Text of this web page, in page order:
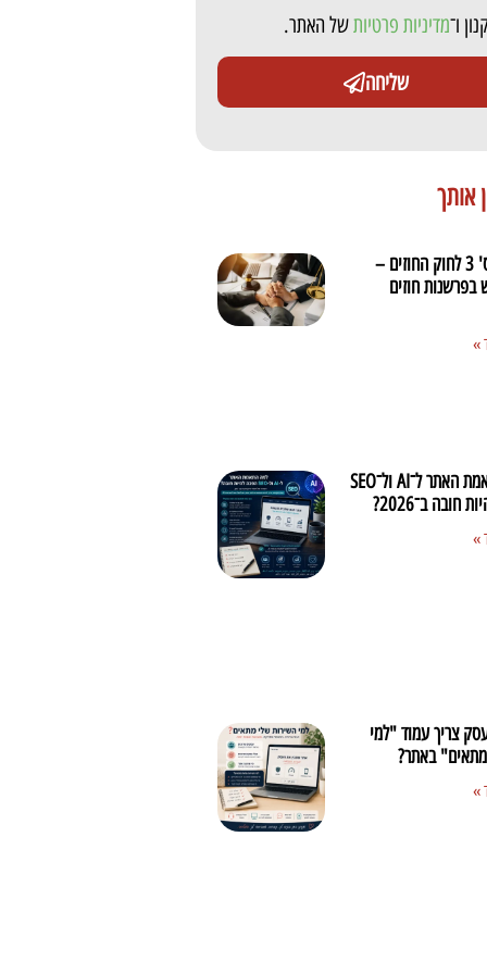
ו־מדיניות פרטיותשל האתר.
שליחה
אותך
תיקון מס' 3 לחוק החוזים –
בפרשנות חוזים
»
למה התאמת האתר ל־AI ול־SEO
חובה ב־2026?
»
צריך עמוד "למי
באתר?
»